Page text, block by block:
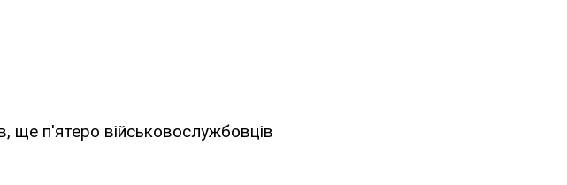
ще п'ятеро військовослужбовців